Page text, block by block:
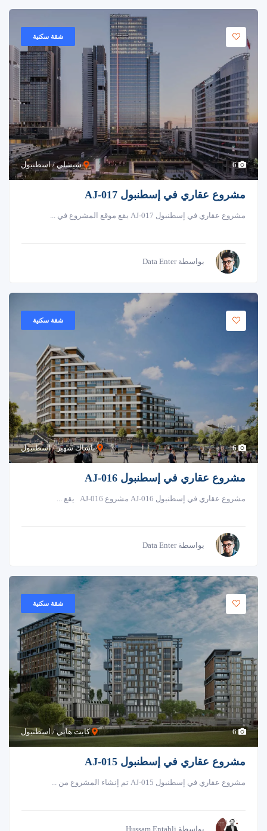
شيشلي / اسطنبول
شقة سكنية
6
مشروع عقاري في إسطنبول AJ-017
مشروع عقاري في إسطنبول AJ-017 يقع موقع المشروع في ...
بواسطة Data Enter
باشاك شهير / اسطنبول
شقة سكنية
6
مشروع عقاري في إسطنبول AJ-016
مشروع عقاري في إسطنبول AJ-016 مشروع AJ-016 يقع ...
بواسطة Data Enter
كايت هاني / اسطنبول
شقة سكنية
6
مشروع عقاري في إسطنبول AJ-015
مشروع عقاري في إسطنبول AJ-015 تم إنشاء المشروع من ...
بواسطة Hussam Entabli